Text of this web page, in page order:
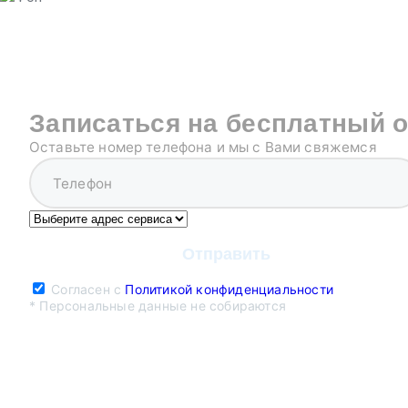
Записаться на бесплатный
Оставьте номер телефона и мы с Вами свяжемся
Согласен с Политикой конфиденциальности
* Персональные данные не собираются